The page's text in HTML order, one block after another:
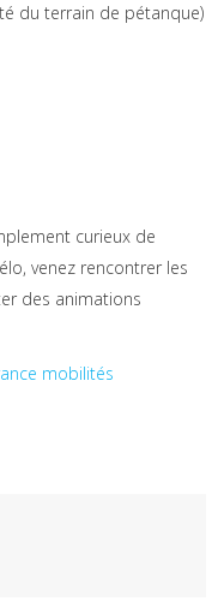
du terrain de pétanque)
curieux de
venez rencontrer les
des animations
mobilités